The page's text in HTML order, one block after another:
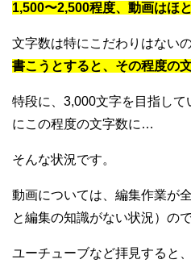
1,500〜2,500程度、動画はほ
文字数は特にこだわりはないの
書こうとすると、その程度の
特段に、3,000文字を目指し
にこの程度の文字数に…
そんな状況です。
動画については、編集作業が
と編集の知識がない状況）の
ユーチューブなど拝見すると